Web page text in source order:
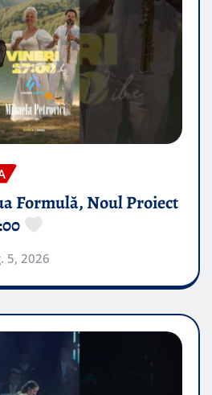
Formulă, Noul Proiect
5, 2026